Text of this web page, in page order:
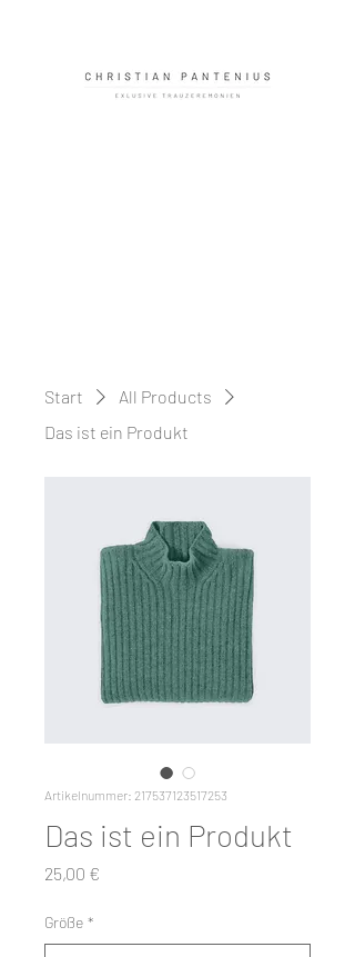
Start
All Products
Das ist ein Produkt
Artikelnummer: 217537123517253
Das ist ein Produkt
25,00 €
Größe *